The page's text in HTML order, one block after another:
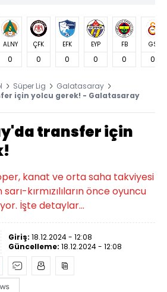
ALNY
0
ÇFK
0
EFK
0
EYP
0
FB
0
GS
0
Süper Lig
Galatasaray
için yolcu gerek! - Galatasaray
transfer için
kanat ve orta saha takviyesi
kırmızılıların önce oyuncu
İşte detaylar...
Giriş: 18.12.2024 - 12:08
Güncelleme: 18.12.2024 - 12:08